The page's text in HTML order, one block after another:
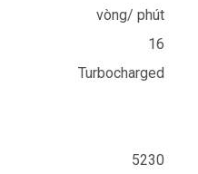
vòng/ phút
16
Turbocharged
5230